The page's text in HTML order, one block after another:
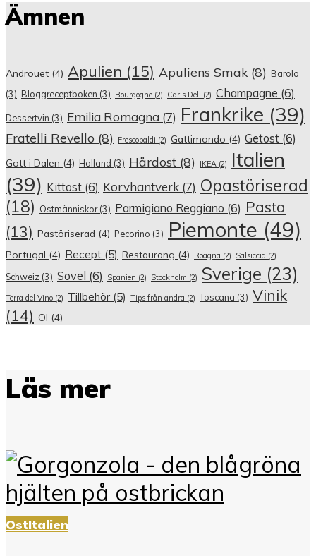
Ämnen
Androuet (4) Apulien (15) Apuliens Smak (8) Barolo
(3) Bloggreceptboken (3) Bourgogne (2) Carls Deli (2) Champagne (6)
Dessertvin (3) Emilia Romagna (7) Frankrike (39)
Fratelli Revello (8) Frescobaldi (2) Gattimondo (4) Getost (6)
Gott i Dalen (4) Holland (3) Hårdost (8) IKEA (2)
Italien
(39) Kittost (6) Korvhantverk (7) Opastöriserad
(18) Ostmänniskor(3) Parmigiano Reggiano (6) Pasta
(13) Pastöriserad (4) Pecorino (3) Piemonte (49)
Portugal (4) Recept (5) Restaurang (4) Roagna (2) Salsiccia (2)
Schweiz (3) Sovel (6) Spanien (2) Stockholm (2) Sverige (23)
Terra del Vino (2) Tillbehör (5) Tips från andra (2) Toscana (3) Vinik
(14) Öl (4)
Läs mer
OstItalien